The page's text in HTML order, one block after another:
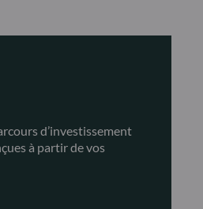
d’investissement
à partir de vos